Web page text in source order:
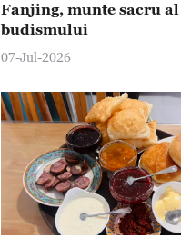
Fanjing, munte sacru al
budismului
07-Jul-2026